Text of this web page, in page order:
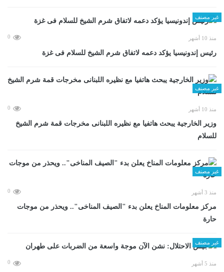
غير مصنف
منذ 10 أشهر 0
رئيس إندونيسيا يؤكد دعمه لاتفاق شرم الشيخ للسلام فى غزة
غير مصنف
منذ 10 أشهر 0
وزير الخارجية يبحث هاتفيا مع نظيره اللبنانى مخرجات قمة شرم الشيخ
للسلام
غير مصنف
منذ 3 أشهر 0
مركز معلومات المناخ يعلن بدء "الصيف المناخى".. ويحذر من موجات
حارة
غير مصنف
منذ 5 أشهر 0